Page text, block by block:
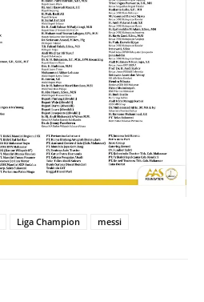
Liga Champion messi